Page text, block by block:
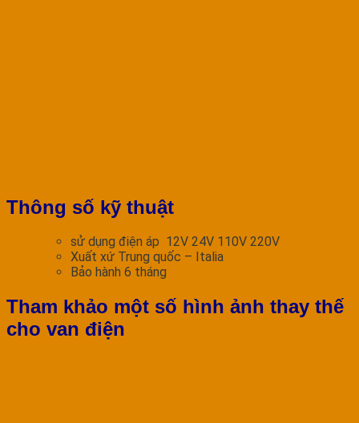
Thông số kỹ thuật
sử dụng điện áp 12V 24V 110V 220V
Xuất xứ Trung quốc – Italia
Bảo hành 6 tháng
Tham khảo một số hình ảnh thay thế
cho van điện